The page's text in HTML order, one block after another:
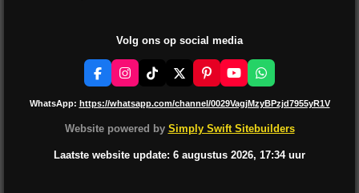
Volg ons op social media
F
a
c
b
k
I
n
s
a
a
T
k
o
X
P
i
n
e
r
s
Y
o
u
u
b
e
W
h
a
s
A
p
p
WhatsApp: https://whatsapp.com/channel/0029VagjMzyBPzjd7955yR1V
Website powered by Simply Swift Sitebuilders
Laatste website update: 6 augustus 2026, 17:34 uur